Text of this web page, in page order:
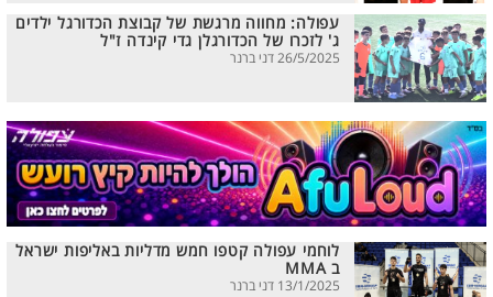
עפולה: מחווה מרגשת של קבוצת הכדורגל ילדים
ג' לזכרו של הכדורגלן גדי קינדה ז"ל
26/5/2025 דני ברנר
לוחמי עפולה קטפו חמש מדליות באליפות ישראל
ב MMA
13/1/2025 דני ברנר